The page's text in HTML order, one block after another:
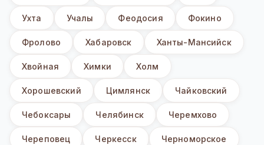
Ухта Учалы Феодосия Фокино
Фролово Хабаровск Ханты-Мансийск
Хвойная Химки Холм
Хорошевский Цимлянск Чайковский
Чебоксары Челябинск Черемхово
Череповец Черкесск Черноморское